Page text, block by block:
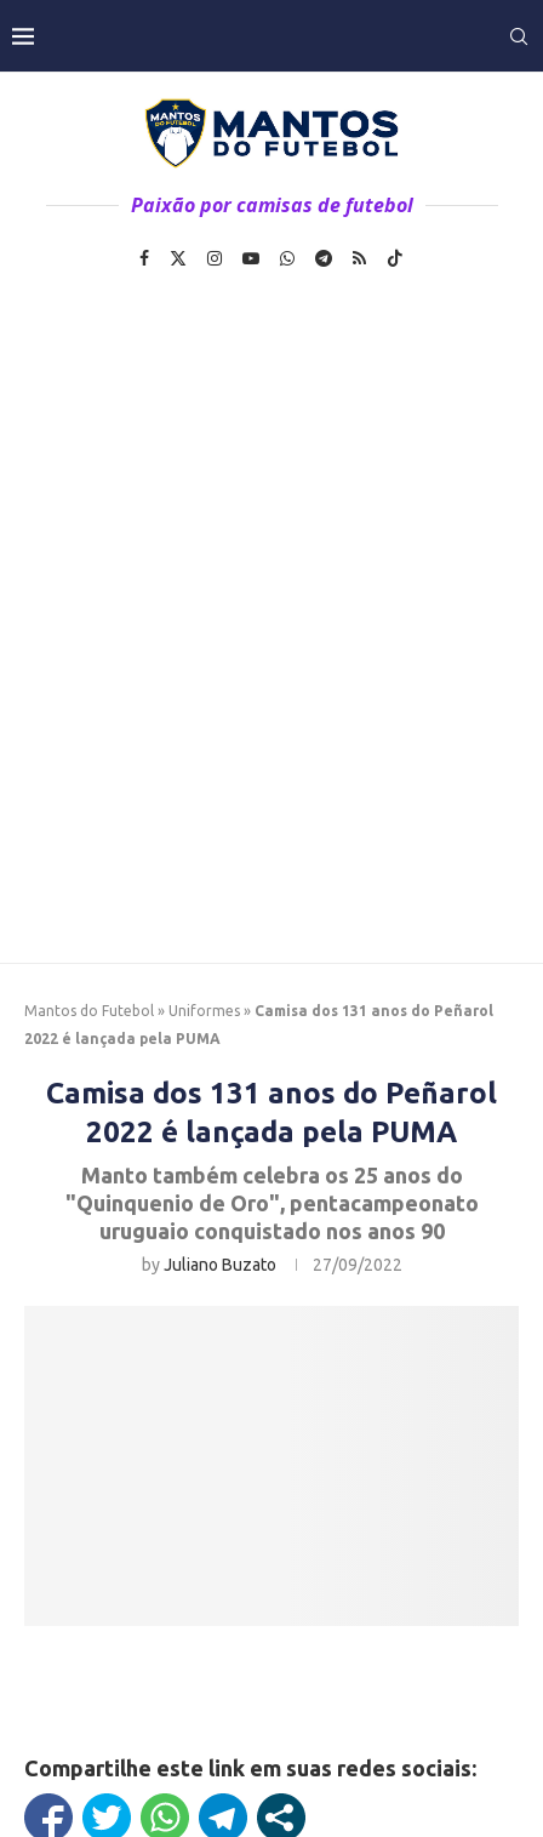
Paixão por camisas de futebol
Mantos do Futebol » Uniformes » Camisa dos 131 anos do Peñarol
2022 é lançada pela PUMA
Camisa dos 131 anos do Peñarol
2022 é lançada pela PUMA
Manto também celebra os 25 anos do
"Quinquenio de Oro", pentacampeonato
uruguaio conquistado nos anos 90
byJuliano Buzato 27/09/2022
Compartilhe este link em suas redes sociais: